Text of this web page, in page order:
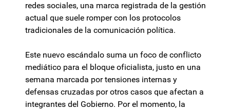
redes sociales, una marca registrada de la gestión
actual que suele romper con los protocolos
tradicionales de la comunicación política.
Este nuevo escándalo suma un foco de conflicto
mediático para el bloque oficialista, justo en una
semana marcada por tensiones internas y
defensas cruzadas por otros casos que afectan a
integrantes del Gobierno. Por el momento, la